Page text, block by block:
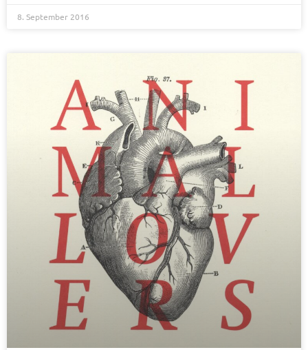
8. September 2016